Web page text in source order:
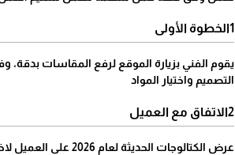
1الخطوة الأولى
يقوم الفني بزيارة الموقع لرفع المقاسات بدقة،
التصميم واختيار المواد
2الاتفاق مع العميل
عرض الكتالوجات الحديثة لعام 2026 على العميل لاختيار التصميم (مودرن، كلاسيك) ولون القماش أو الطلاء، وتحديد الميزانية.